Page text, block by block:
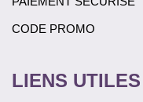
CODE PROMO
LIENS UTILES